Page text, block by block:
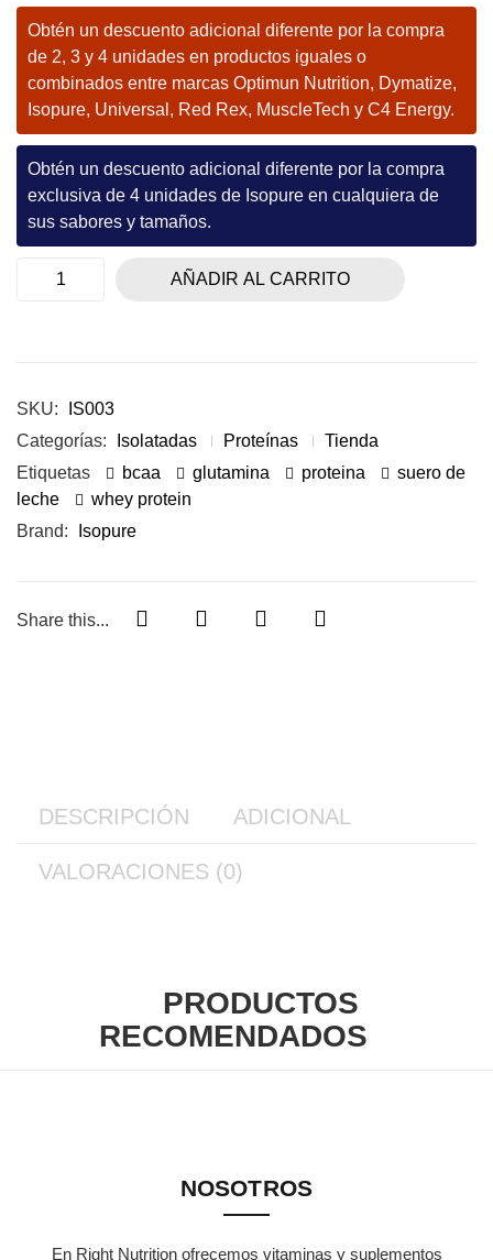
Obtén un descuento adicional diferente por la compra
de 2, 3 y 4 unidades en productos iguales o
combinados entre marcas Optimun Nutrition, Dymatize,
Isopure, Universal, Red Rex, MuscleTech y C4 Energy.
Obtén un descuento adicional diferente por la compra
exclusiva de 4 unidades de Isopure en cualquiera de
sus sabores y tamaños.
AÑADIR AL CARRITO
SKU:
IS003
Categorías:
Isolatadas Proteínas
Tienda
Etiquetas
bcaa glutamina proteina
suero de
leche
whey protein
Brand:
Isopure
Share this...
DESCRIPCIÓN ADICIONAL
VALORACIONES (0)
PRODUCTOS
RECOMENDADOS
NOSOTROS
En Right Nutrition ofrecemos vitaminas y suplementos